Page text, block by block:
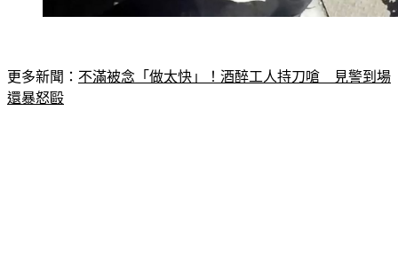
更多新聞： 不滿被念「做太快」！酒醉工人持刀嗆　見警到場
還暴怒毆